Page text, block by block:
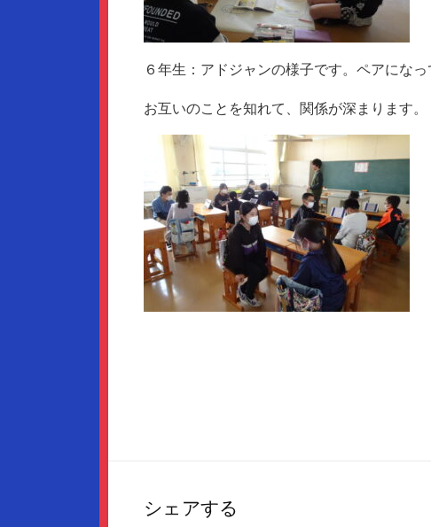
６年生：アドジャンの様子です。ペアにな
お互いのことを知れて、関係が深まります。
シェアする